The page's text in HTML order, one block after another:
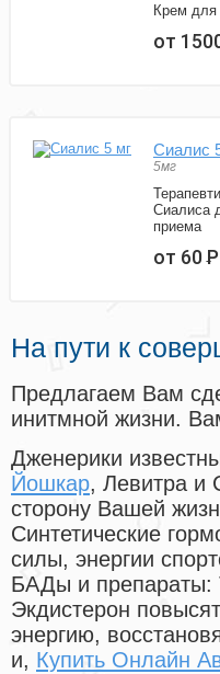
Крем
от
Сиалис
5мг
Сиалиса
приема
от 60Р
На пути к
Предлагаем Вам
инитмной жизни.
Дженерики
Йошкар, Левитра и
сторону Вашей
Синтетические
силы, энергии
БАДы и препараты:
Экдистерон
энергию,
и, Купить Онлайн